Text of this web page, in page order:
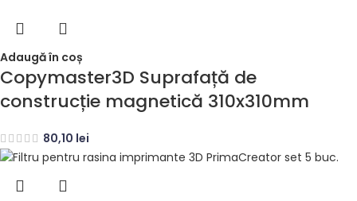
Adaugă în coș
Copymaster3D Suprafață de
construcție magnetică 310x310mm
80,10 lei